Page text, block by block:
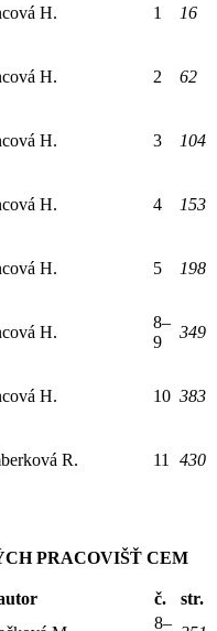
H. 1 16
H. 2 62
H. 3 104
H. 4 153
H. 5 198
H.
8–
9
349
H. 10 383
R. 11 430
PRACOVIŠŤ CEM
č.
str.
8–